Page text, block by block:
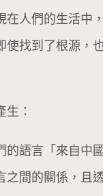
人們的生活
找到了根源，
：
語言「來自中
間的關係，且